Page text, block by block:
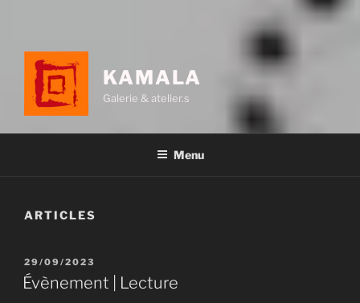
KAMALA
Galerie & atelier.s
Menu
ARTICLES
PUBLIÉ
LE
29/09/2023
Évènement | Lecture